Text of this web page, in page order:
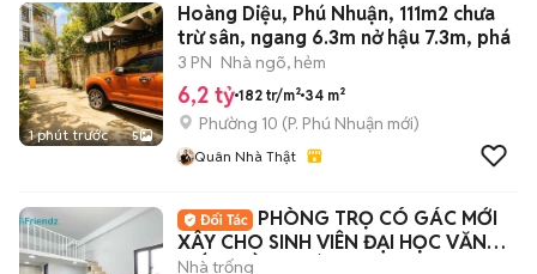
1 phút trước 5
Hoàng Diệu, Phú Nhuận, 111m2 chưa
trừ sân, ngang 6.3m nở hậu 7.3m, phá
3 PN Nhà ngõ, hẻm
6,2 tỷ 182 tr/m² 34 m²
Phường 10 (P. Phú Nhuận mới)
Quân Nhà Thật
PHÒNG TRỌ CÓ GÁC MỚI
XÂY CHO SINH VIÊN ĐẠI HỌC VĂN
HIẾN - HỒNG BÀNG
Nhà trống